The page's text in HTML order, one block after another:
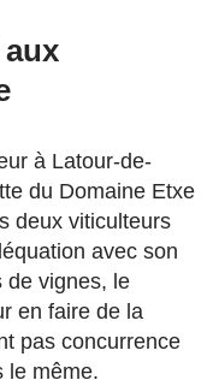
à Latour-de-
du Domaine Etxe
deux viticulteurs
avec son
de vignes, le
en faire de la
pas concurrence
le même.